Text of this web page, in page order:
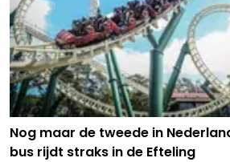
Nog maar de tweede in
bus rijdt straks in de Efteling